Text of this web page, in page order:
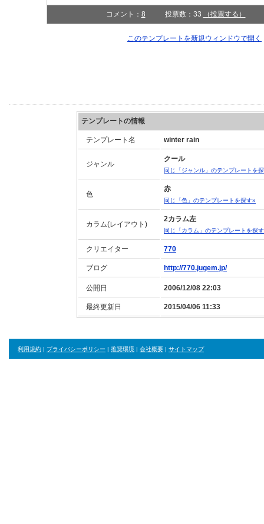
コメント： 8 投票数：33 （投票する）
このテンプレートを新規ウィンドウで開
テンプレートの情報
テンプレート名 winter rain
ジャンル
クール
同じ「ジャンル」のテンプレートを
色
赤
同じ「色」のテンプレートを探す»
カラム(レイアウト)
2カラム左
同じ「カラム」のテンプレートを探
クリエイター 770
ブログ http://770.jugem.jp/
公開日 2006/12/08 22:03
最終更新日 2015/04/06 11:33
利用規約 | プライバシーポリシー | 推奨環境 | 会社概要 | サイトマップ